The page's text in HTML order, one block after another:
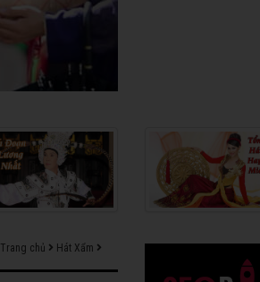
Trang chủ Hát Xẩm